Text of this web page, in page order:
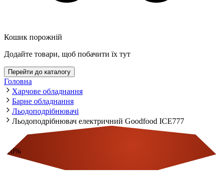
Кошик порожній
Додайте товари, щоб побачити їх тут
Перейти до каталогу
Головна
Харчове обладнання
Барне обладнання
Льодоподрібнювачі
Льодоподрібнювач електричний Goodfood ICE777
10%